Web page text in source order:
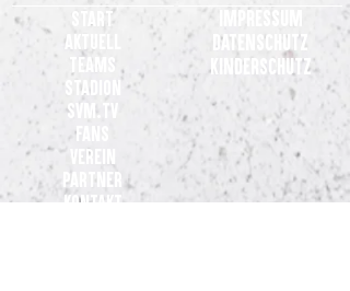
2.000 Meppener im Rücken: SVM
heiß auf den Drittliga-Start in
Duisburg
Start
Aktuell
Teams
Stadion
SVM.TV
Fans
Verein
Partner
Kontakt
Impressum
Datenschutz
Kinderschutz